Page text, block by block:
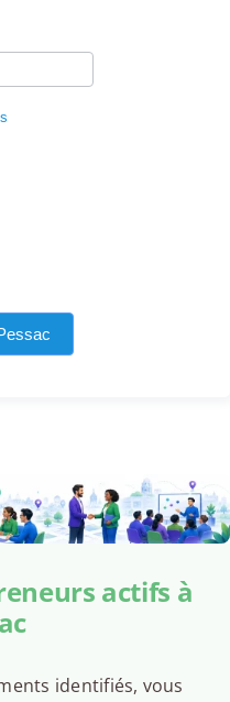
actifs à
identifiés, vous